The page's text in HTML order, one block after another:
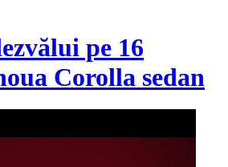
pe 16
Corolla sedan